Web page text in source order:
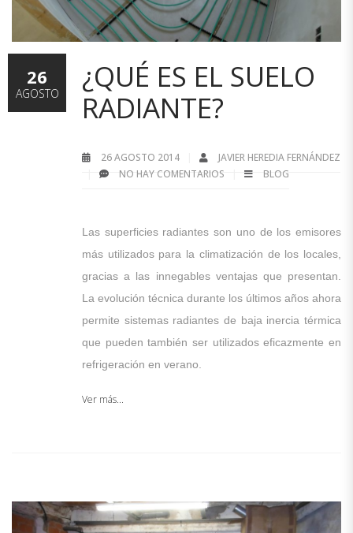
¿QUÉ ES EL SUELO
RADIANTE?
26 AGOSTO 2014
JAVIER HEREDIA FERNÁNDEZ
NO HAY COMENTARIOS
BLOG
Las superficies radiantes son uno de los emisores
más utilizados para la climatización de los locales,
gracias a las innegables ventajas que presentan.
La evolución técnica durante los últimos años ahora
permite sistemas radiantes de baja inercia térmica
que pueden también ser utilizados eficazmente en
refrigeración en verano.
Ver más...
26
AGOSTO